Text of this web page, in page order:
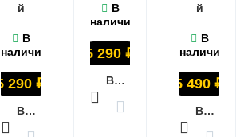
й
В
наличии
5 290 ₽
В КОРЗИНУ
В
наличии
5 290 ₽
В КОРЗИНУ
й
В
наличии
5 490 ₽
В КОРЗИНУ